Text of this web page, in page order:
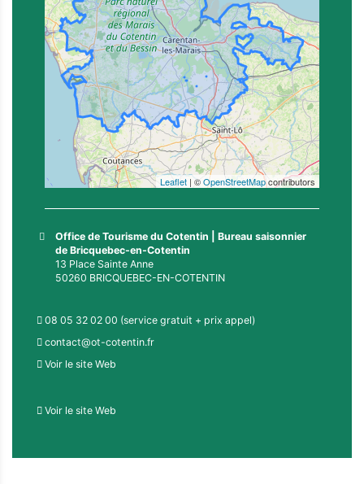
Leaflet | ©OpenStreetMapcontributors
Office de Tourisme du Cotentin | Bureau saisonnier
de Bricquebec-en-Cotentin
13 Place Sainte Anne
50260 BRICQUEBEC-EN-COTENTIN
08 05 32 02 00 (service gratuit + prix appel)
contact@ot-cotentin.fr
Voir le site Web
Voir le site Web